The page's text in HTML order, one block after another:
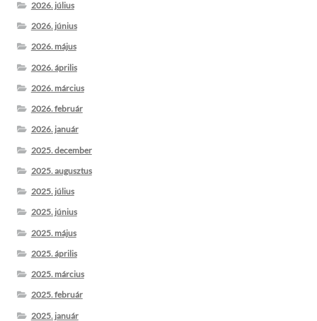
2026. július
2026. június
2026. május
2026. április
2026. március
2026. február
2026. január
2025. december
2025. augusztus
2025. július
2025. június
2025. május
2025. április
2025. március
2025. február
2025. január